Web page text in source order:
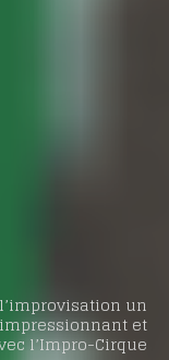
un
et
l’Impro-Cirque